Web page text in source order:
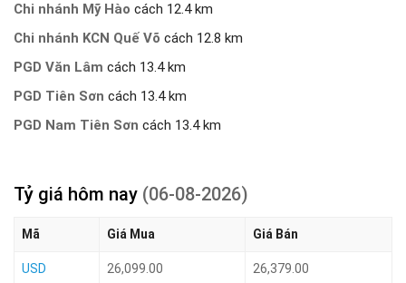
Chi nhánh Mỹ Hào cách 12.4 km
Chi nhánh KCN Quế Võ cách 12.8 km
PGD Văn Lâm cách 13.4 km
PGD Tiên Sơn cách 13.4 km
PGD Nam Tiên Sơn cách 13.4 km
Tỷ giá hôm nay (06-08-2026)
Mã Giá Mua Giá Bán
USD 26,099.00 26,379.00